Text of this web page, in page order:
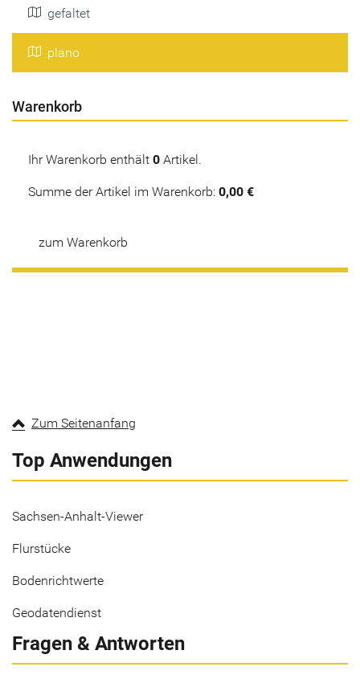
gefaltet
plano
Warenkorb
Ihr Warenkorb enthält 0 Artikel.
Summe der Artikel im Warenkorb: 0,00 €
zum Warenkorb
Zum Seitenanfang
Top Anwendungen
Sachsen-Anhalt-Viewer
Flurstücke
Bodenrichtwerte
Geodatendienst
Fragen & Antworten